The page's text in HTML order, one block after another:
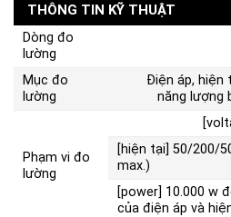
THÔNG TIN KỸ THUẬT
Dòng đo
lường
Mục đo
lường
Điện áp, hiện
năng lượng
Phạm vi đo
lường
[hiện tại] 50/200/
max.)
[power] 10.000 w
của điện áp và